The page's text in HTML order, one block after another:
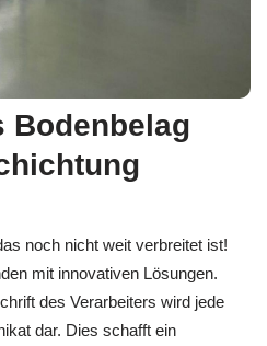
Bodenbelag
noch nicht weit verbreitet ist!
mit innovativen Lösungen.
des Verarbeiters wird jede
dar. Dies schafft ein